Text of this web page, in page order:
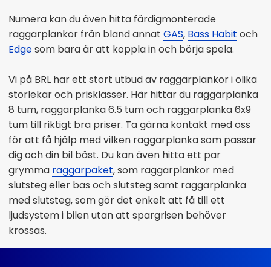
Numera kan du även hitta färdigmonterade
raggarplankor från bland annat GAS, Bass Habit och
Edgesom bara är att koppla in och börja spela.
Vi på BRL har ett stort utbud av raggarplankor i olika
storlekar och prisklasser. Här hittar du raggarplanka
8 tum, raggarplanka 6.5 tum och raggarplanka 6x9
tum till riktigt bra priser. Ta gärna kontakt med oss
för att få hjälp med vilken raggarplanka som passar
dig och din bil bäst. Du kan även hitta ett par
grymma raggarpaket, som raggarplankor med
slutsteg eller bas och slutsteg samt raggarplanka
med slutsteg, som gör det enkelt att få till ett
ljudsystem i bilen utan att spargrisen behöver
krossas.